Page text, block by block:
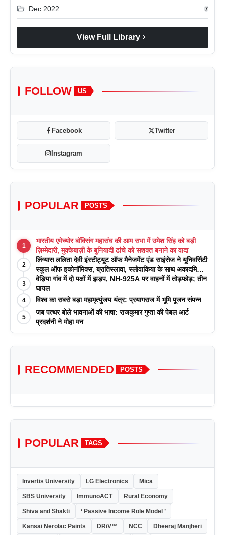
folder_open Dec 2022 7
View Full Library chevron_right
FOLLOW US
Facebook Twitter
Instagram
POPULAR POSTS
1
भारतीय एमेच्योर बॉक्सिंग महासंघ की आम सभा में उमेश सिंह को बड़ी
ज़िम्मेदारी, मुक्केबाज़ी के बुनियादी ढांचे को सशक्त बनाने का वादा
2
लिंग्यास ललिता देवी इंस्टीट्यूट ऑफ मैनेजमेंट एंड साइंसेज ने यूनिवर्सिटी
स्कूल ऑफ इकोनॉमिक्स, ब्रातिस्लावा, स्लोवाकिया के साथ अकादमिक
पत्रिकाओं में प्रकाशन रणनीतियों पर एक दिवसीय कार्यशाला का
आयोजन किया
3
वेड़िया गांव में दो पक्षों में झड़प, NH-925A पर वाहनों में तोड़फोड़; तीन
घायल
4 विश्व का सबसे बड़ा महामृत्युंजय यंत्र: प्रयागराज में भूमि पूजन संपन्न
5
जब पत्थर बोले भावनाओं की भाषा: राजकुमार गुप्ता की पेबल आर्ट
प्रदर्शनी ने मोहा मन
RECOMMENDED POSTS
POPULAR TAGS
Invertis University LG Electronics Mica
SBS University ImmunoACT Rural Economy
Shiva and Shakti ‘ Passive Income Role Model ’
Kansai Nerolac Paints DRiV™ NCC Dheeraj Manjheri